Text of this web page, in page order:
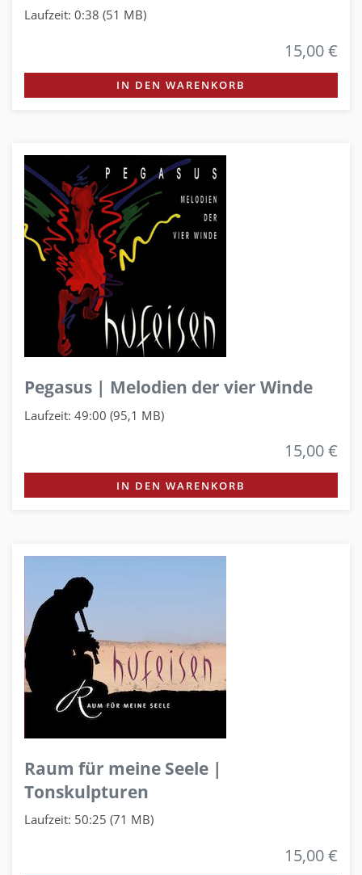
Laufzeit: 0:38 (51 MB)
15,00 €
IN DEN WARENKORB
Pegasus | Melodien der vier Winde
Laufzeit: 49:00 (95,1 MB)
15,00 €
IN DEN WARENKORB
Raum für meine Seele |
Tonskulpturen
Laufzeit: 50:25 (71 MB)
15,00 €